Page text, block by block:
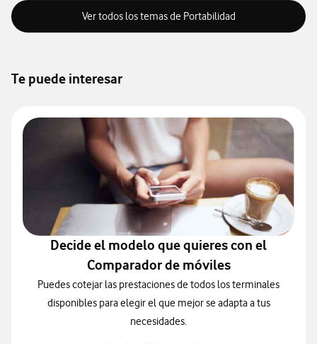
Ver todos los temas de Portabilidad
Te puede interesar
Decide el modelo que quieres con el
Comparador de móviles
Puedes cotejar las prestaciones de todos los terminales
disponibles para elegir el que mejor se adapta a tus
necesidades.